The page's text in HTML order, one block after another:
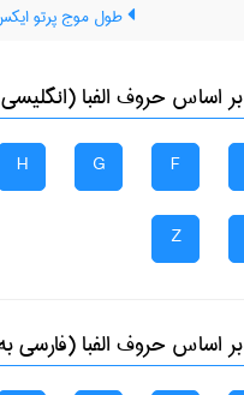
طول موج پرتو
بر اساس حروف الفبا
F
G
H
Z
بر اساس حروف الفبا (فارسی